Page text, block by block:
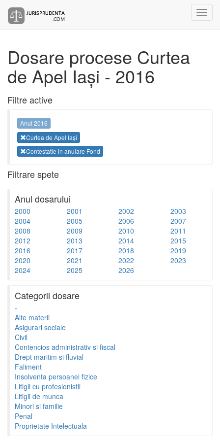
Dosare procese Curtea
de Apel Iași - 2016
Filtre active
Anul 2016
Curtea de Apel Iași
Contestatie in anulare Fond
Filtrare spete
Anul dosarului
2000 2001 2002
2003
2004
2005 2006
2007
2008
2009 2010
2011
2012
2013 2014
2015
2016
2017 2018
2019
2020
2021 2022
2023
2024
2025 2026
Categorii dosare
-
Alte materii
Asigurari sociale
Civil
Contencios administrativ si fiscal
Drept maritim si fluvial
Faliment
Insolventa persoanei fizice
Litigii cu profesionistii
Litigii de munca
Minori si familie
Penal
Proprietate Intelectuala